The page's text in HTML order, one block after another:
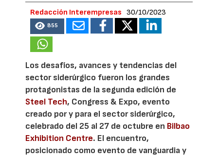
Redacción Interempresas 30/10/2023
855
Los desafíos, avances y tendencias del
sector siderúrgico fueron los grandes
protagonistas de la segunda edición de
Steel Tech, Congress & Expo, evento
creado por y para el sector siderúrgico,
celebrado del 25 al 27 de octubre en Bilbao
Exhibition Centre. El encuentro,
posicionado como evento de vanguardia y